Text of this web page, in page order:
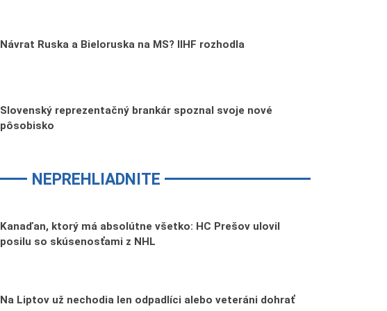
Návrat Ruska a Bieloruska na MS? IIHF rozhodla
Slovenský reprezentačný brankár spoznal svoje nové
pôsobisko
NEPREHLIADNITE
Kanaďan, ktorý má absolútne všetko: HC Prešov ulovil
posilu so skúsenosťami z NHL
Na Liptov už nechodia len odpadlíci alebo veteráni dohrať